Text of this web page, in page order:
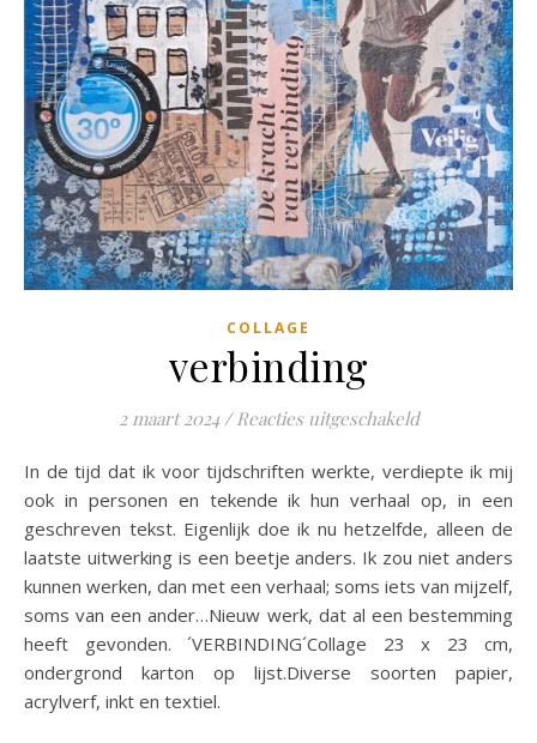
COLLAGE
verbinding
2 maart 2024 / Reacties uitgeschakeldvoor
In de tijd dat ik voor tijdschriften werkte, verdiepte ik mij
ook in personen en tekende ik hun verhaal op, in een
geschreven tekst. Eigenlijk doe ik nu hetzelfde, alleen de
laatste uitwerking is een beetje anders. Ik zou niet anders
kunnen werken, dan met een verhaal; soms iets van mijzelf,
soms van een ander…Nieuw werk, dat al een bestemming
heeft gevonden. ´VERBINDING´Collage 23 x 23 cm,
ondergrond karton op lijst.Diverse soorten papier,
acrylverf, inkt en textiel.